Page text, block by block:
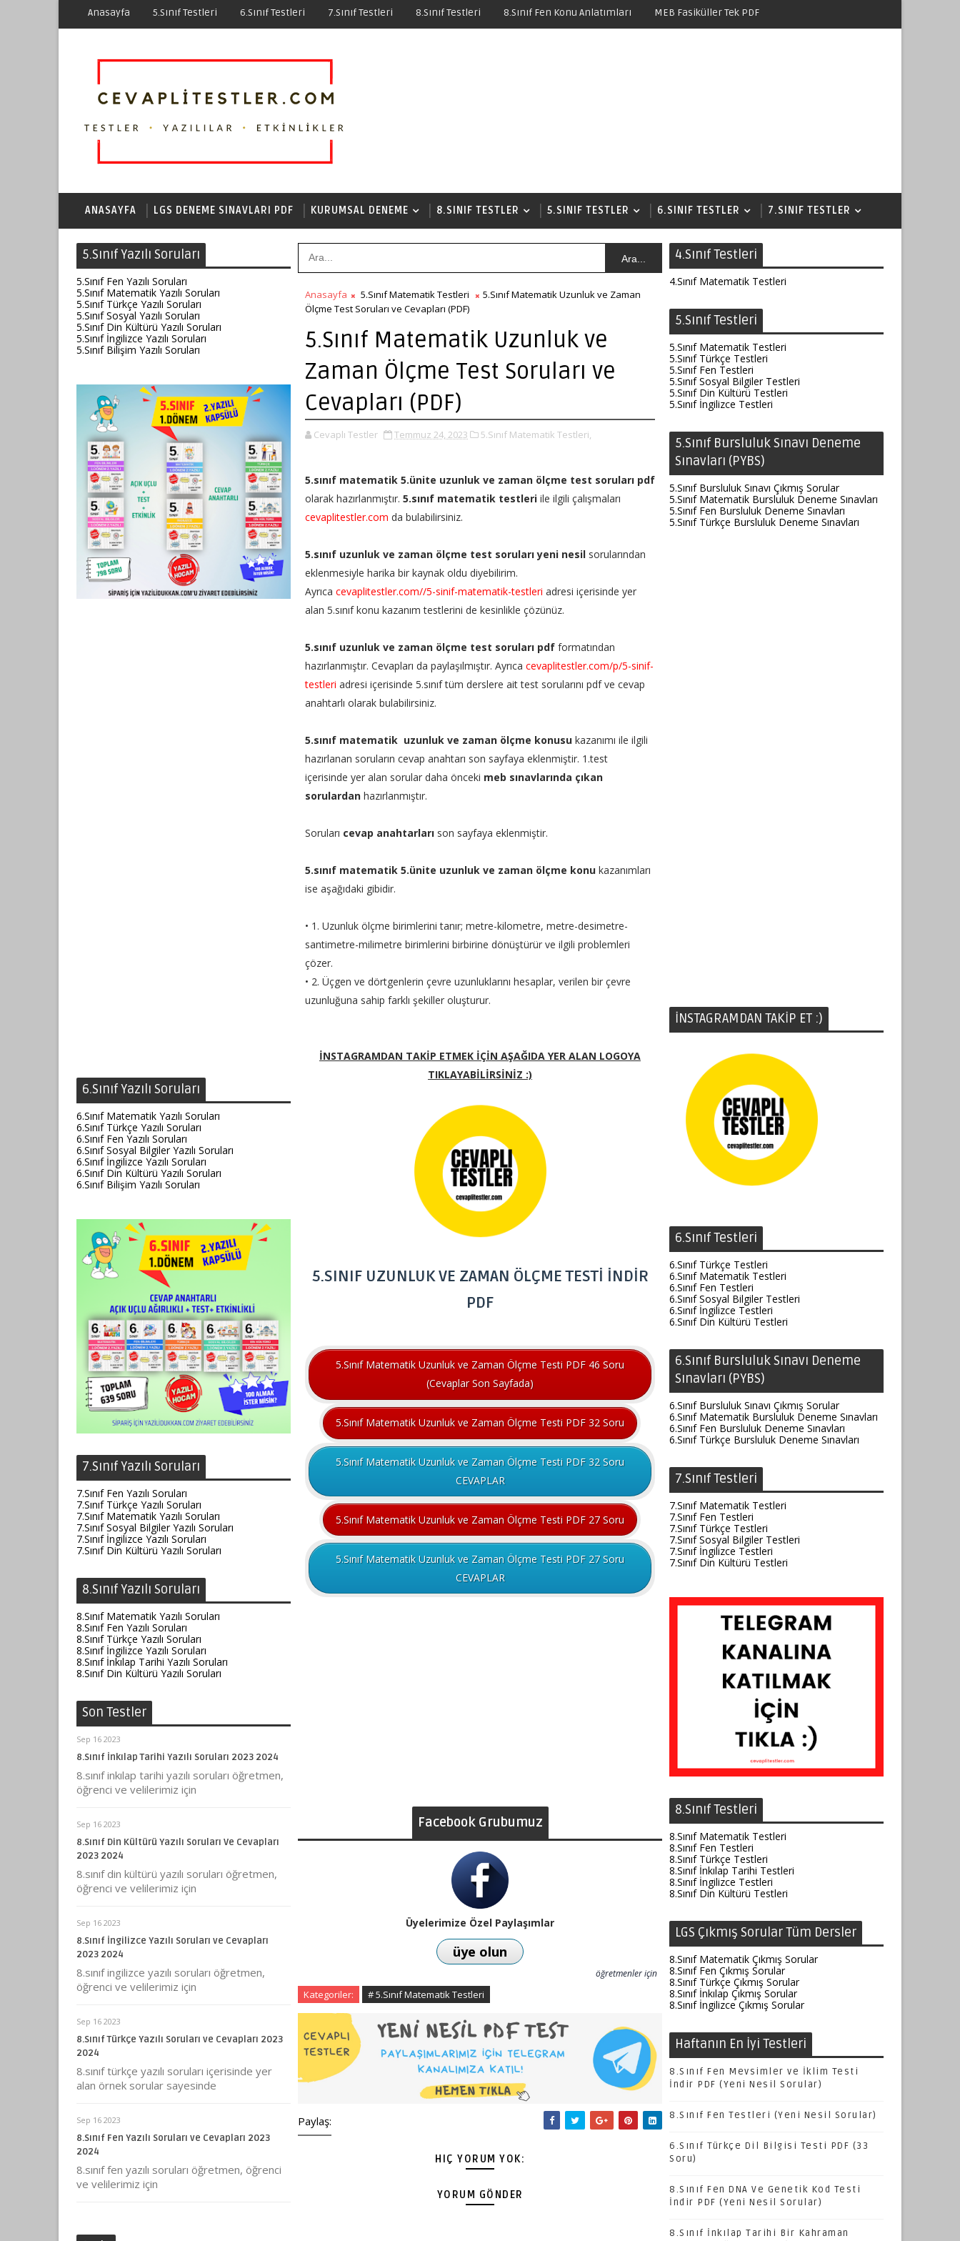
Anasayfa 5.Sınıf Testleri 6.Sınıf Testleri 7.Sınıf Testleri 8.Sınıf Testleri 8.Sınıf Fen Konu Anlatımları MEB Fasiküller Tek PDF
ANASAYFA LGS DENEME SINAVLARI PDF KURUMSAL DENEME 8.SINIF TESTLER 5.SINIF TESTLER 6.SINIF TESTLER 7.SINIF TESTLER
5.Sınıf Yazılı Soruları
5.Sınıf Fen Yazılı Soruları
5.Sınıf Matematik Yazılı Soruları
5.Sınıf Türkçe Yazılı Soruları
5.Sınıf Sosyal Yazılı Soruları
5.Sınıf Din Kültürü Yazılı Soruları
5.Sınıf İngilizce Yazılı Soruları
5.Sınıf Bilişim Yazılı Soruları
6.Sınıf Yazılı Soruları
6.Sınıf Matematik Yazılı Soruları
6.Sınıf Türkçe Yazılı Soruları
6.Sınıf Fen Yazılı Soruları
6.Sınıf Sosyal Bilgiler Yazılı Soruları
6.Sınıf İngilizce Yazılı Soruları
6.Sınıf Din Kültürü Yazılı Soruları
6.Sınıf Bilişim Yazılı Soruları
7.Sınıf Yazılı Soruları
7.Sınıf Fen Yazılı Soruları
7.Sınıf Türkçe Yazılı Soruları
7.Sınıf Matematik Yazılı Soruları
7.Sınıf Sosyal Bilgiler Yazılı Soruları
7.Sınıf İngilizce Yazılı Soruları
7.Sınıf Din Kültürü Yazılı Soruları
8.Sınıf Yazılı Soruları
8.Sınıf Matematik Yazılı Soruları
8.Sınıf Fen Yazılı Soruları
8.Sınıf Türkçe Yazılı Soruları
8.Sınıf İngilizce Yazılı Soruları
8.Sınıf İnkılap Tarihi Yazılı Soruları
8.Sınıf Din Kültürü Yazılı Soruları
Son Testler
Sep 16 2023
8.Sınıf İnkılap Tarihi Yazılı Soruları 2023 2024
8.sınıf inkılap tarihi yazılı soruları öğretmen,
öğrenci ve velilerimiz için
Sep 16 2023
8.Sınıf Din Kültürü Yazılı Soruları Ve Cevapları
2023 2024
8.sınıf din kültürü yazılı soruları öğretmen,
öğrenci ve velilerimiz için
Sep 16 2023
8.Sınıf İngilizce Yazılı Soruları ve Cevapları
2023 2024
8.sınıf ingilizce yazılı soruları öğretmen,
öğrenci ve velilerimiz için
Sep 16 2023
8.Sınıf Türkçe Yazılı Soruları ve Cevapları 2023
2024
8.sınıf türkçe yazılı soruları içerisinde yer
alan örnek sorular sayesinde
Sep 16 2023
8.Sınıf Fen Yazılı Soruları ve Cevapları 2023
2024
8.sınıf fen yazılı soruları öğretmen, öğrenci
ve velilerimiz için
Ara...
Anasayfa 5.Sınıf Matematik Testleri
5.Sınıf Matematik Uzunluk ve Zaman
Ölçme Test Soruları ve Cevapları (PDF)
5.Sınıf Matematik Uzunluk ve
Zaman Ölçme Test Soruları ve
Cevapları (PDF)
Cevaplı Testler Temmuz 24, 2023 5.Sınıf Matematik Testleri,
5.sınıf matematik 5.ünite uzunluk ve zaman ölçme test soruları pdf
olarak hazırlanmıştır. 5.sınıf matematik testleri ile ilgili çalışmaları
cevaplitestler.com da bulabilirsiniz.
5.sınıf uzunluk ve zaman ölçme test soruları yeni nesil sorularından
eklenmesiyle harika bir kaynak oldu diyebilirim.
Ayrıca cevaplitestler.com//5-sinif-matematik-testleri adresi içerisinde yer
alan 5.sınıf konu kazanım testlerini de kesinlikle çözünüz.
5.sınıf uzunluk ve zaman ölçme test soruları pdf formatından
hazırlanmıştır. Cevapları da paylaşılmıştır. Ayrıca cevaplitestler.com/p/5-sinif-
testleri adresi içerisinde 5.sınıf tüm derslere ait test sorularını pdf ve cevap
anahtarlı olarak bulabilirsiniz.
5.sınıf matematik uzunluk ve zaman ölçme konusu kazanımı ile ilgili
hazırlanan soruların cevap anahtarı son sayfaya eklenmiştir. 1.test
içerisinde yer alan sorular daha önceki meb sınavlarında çıkan
sorulardan hazırlanmıştır.
Soruları cevap anahtarları son sayfaya eklenmiştir.
5.sınıf matematik 5.ünite uzunluk ve zaman ölçme konu kazanımları
ise aşağıdaki gibidir.
• 1. Uzunluk ölçme birimlerini tanır; metre-kilometre, metre-desimetre-
santimetre-milimetre birimlerini birbirine dönüştürür ve ilgili problemleri
çözer.
• 2. Üçgen ve dörtgenlerin çevre uzunluklarını hesaplar, verilen bir çevre
uzunluğuna sahip farklı şekiller oluşturur.
İNSTAGRAMDAN TAKİP ETMEK İÇİN AŞAĞIDA YER ALAN LOGOYA
TIKLAYABİLİRSİNİZ :)
5.SINIF UZUNLUK VE ZAMAN ÖLÇME TESTİ İNDİR
PDF
5.Sınıf Matematik Uzunluk ve Zaman Ölçme Testi PDF 46 Soru
(Cevaplar Son Sayfada)
5.Sınıf Matematik Uzunluk ve Zaman Ölçme Testi PDF 32 Soru
5.Sınıf Matematik Uzunluk ve Zaman Ölçme Testi PDF 32 Soru
CEVAPLAR
5.Sınıf Matematik Uzunluk ve Zaman Ölçme Testi PDF 27 Soru
5.Sınıf Matematik Uzunluk ve Zaman Ölçme Testi PDF 27 Soru
CEVAPLAR
Facebook Grubumuz
Üyelerimize Özel Paylaşımlar
üye olun
öğretmenler için
Kategoriler: # 5.Sınıf Matematik Testleri
Paylaş:
HIÇ YORUM YOK:
YORUM GÖNDER
4.Sınıf Testleri
4.Sınıf Matematik Testleri
5.Sınıf Testleri
5.Sınıf Matematik Testleri
5.Sınıf Türkçe Testleri
5.Sınıf Fen Testleri
5.Sınıf Sosyal Bilgiler Testleri
5.Sınıf Din Kültürü Testleri
5.Sınıf İngilizce Testleri
5.Sınıf Bursluluk Sınavı Deneme
Sınavları (PYBS)
5.Sınıf Bursluluk Sınavı Çıkmış Sorular
5.Sınıf Matematik Bursluluk Deneme Sınavları
5.Sınıf Fen Bursluluk Deneme Sınavları
5.Sınıf Türkçe Bursluluk Deneme Sınavları
İNSTAGRAMDAN TAKİP ET :)
6.Sınıf Testleri
6.Sınıf Türkçe Testleri
6.Sınıf Matematik Testleri
6.Sınıf Fen Testleri
6.Sınıf Sosyal Bilgiler Testleri
6.Sınıf İngilizce Testleri
6.Sınıf Din Kültürü Testleri
6.Sınıf Bursluluk Sınavı Deneme
Sınavları (PYBS)
6.Sınıf Bursluluk Sınavı Çıkmış Sorular
6.Sınıf Matematik Bursluluk Deneme Sınavları
6.Sınıf Fen Bursluluk Deneme Sınavları
6.Sınıf Türkçe Bursluluk Deneme Sınavları
7.Sınıf Testleri
7.Sınıf Matematik Testleri
7.Sınıf Fen Testleri
7.Sınıf Türkçe Testleri
7.Sınıf Sosyal Bilgiler Testleri
7.Sınıf İngilizce Testleri
7.Sınıf Din Kültürü Testleri
8.Sınıf Testleri
8.Sınıf Matematik Testleri
8.Sınıf Fen Testleri
8.Sınıf Türkçe Testleri
8.Sınıf İnkılap Tarihi Testleri
8.Sınıf İngilizce Testleri
8.Sınıf Din Kültürü Testleri
LGS Çıkmış Sorular Tüm Dersler
8.Sınıf Matematik Çıkmış Sorular
8.Sınıf Fen Çıkmış Sorular
8.Sınıf Türkçe Çıkmış Sorular
8.Sınıf İnkılap Çıkmış Sorular
8.Sınıf İngilizce Çıkmış Sorular
Haftanın En İyi Testleri
8.Sınıf Fen Mevsimler ve İklim Testi
İndir PDF (Yeni Nesil Sorular)
8.Sınıf Fen Testleri (Yeni Nesil Sorular)
6.Sınıf Türkçe Dil Bilgisi Testi PDF (33
Soru)
8.Sınıf Fen DNA Ve Genetik Kod Testi
İndir PDF (Yeni Nesil Sorular)
8.Sınıf İnkılap Tarihi Bir Kahraman